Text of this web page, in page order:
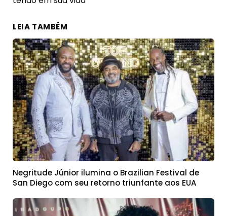
LEIA TAMBÉM
Negritude Júnior ilumina o Brazilian Festival de
San Diego com seu retorno triunfante aos EUA